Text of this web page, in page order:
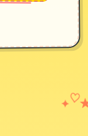
✦ ♡